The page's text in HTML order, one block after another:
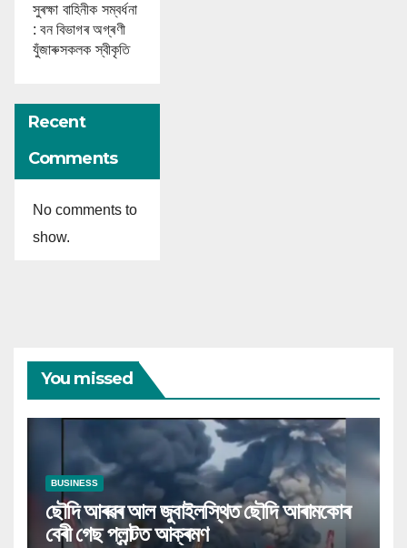
সুৰক্ষা বাহিনীক সম্বৰ্ধনা
: বন বিভাগৰ অগ্ৰণী
যুঁজাৰুসকলক স্বীকৃতি
Recent
Comments
No comments to
show.
You missed
BUSINESS
ছৌদি আৰৱৰ আল জুবাইলস্থিত ছৌদি আৰামকোৰ
বেৰী গেছ প্লান্টত আক্ৰমণ